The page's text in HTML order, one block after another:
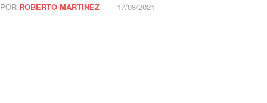
POR ROBERTO MARTINEZ 17/08/2021